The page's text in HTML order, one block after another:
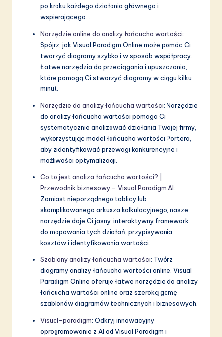
po kroku każdego działania głównego i
wspierającego…
Narzędzie online do analizy łańcucha wartości:
Spójrz, jak Visual Paradigm Online może pomóc Ci
tworzyć diagramy szybko i w sposób współpracy.
Łatwe narzędzia do przeciągania i upuszczania,
które pomogą Ci stworzyć diagramy w ciągu kilku
minut.
Narzędzie do analizy łańcucha wartości: Narzędzie
do analizy łańcucha wartości pomaga Ci
systematycznie analizować działania Twojej firmy,
wykorzystując model łańcucha wartości Portera,
aby zidentyfikować przewagi konkurencyjne i
możliwości optymalizacji.
Co to jest analiza łańcucha wartości? |
Przewodnik biznesowy – Visual Paradigm AI:
Zamiast nieporządnego tablicy lub
skomplikowanego arkusza kalkulacyjnego, nasze
narzędzie daje Ci jasny, interaktywny framework
do mapowania tych działań, przypisywania
kosztów i identyfikowania wartości.
Szablony analizy łańcucha wartości: Twórz
diagramy analizy łańcucha wartości online. Visual
Paradigm Online oferuje łatwe narzędzie do analizy
łańcucha wartości online oraz szeroką gamę
szablonów diagramów technicznych i biznesowych.
Visual-paradigm: Odkryj innowacyjny
oprogramowanie z AI od Visual Paradigm i